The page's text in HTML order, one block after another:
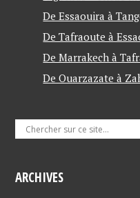
De Essaouira à
De Tafraoute à
De Marrakech à
De Ouarzazate à
ARCHIVES